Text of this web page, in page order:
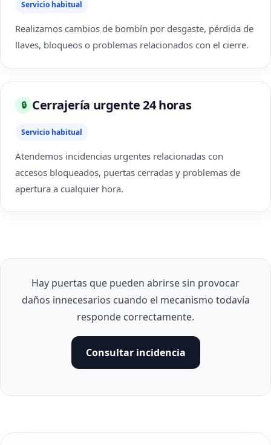
Servicio habitual
Realizamos cambios de bombín por desgaste, pérdida de
llaves, bloqueos o problemas relacionados con el cierre.
🔒 Cerrajería urgente 24 horas
Servicio habitual
Atendemos incidencias urgentes relacionadas con
accesos bloqueados, puertas cerradas y problemas de
apertura a cualquier hora.
Hay puertas que pueden abrirse sin provocar
daños innecesarios cuando el mecanismo todavía
responde correctamente.
Consultar incidencia